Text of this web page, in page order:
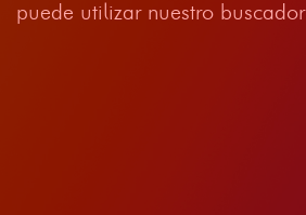
puede utilizar nuestro buscador